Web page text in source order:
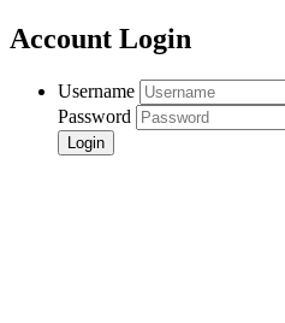
Account Login
Username
Password